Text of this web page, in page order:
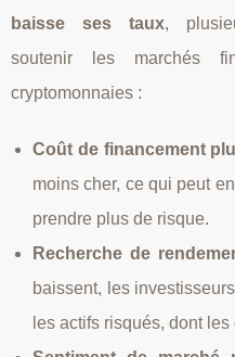
baisse ses taux,
soutenir les marchés
cryptomonnaies :
Coût de financement
moins cher, ce qui peut
prendre plus de risque.
Recherche de
baissent, les
les actifs risqués, dont les